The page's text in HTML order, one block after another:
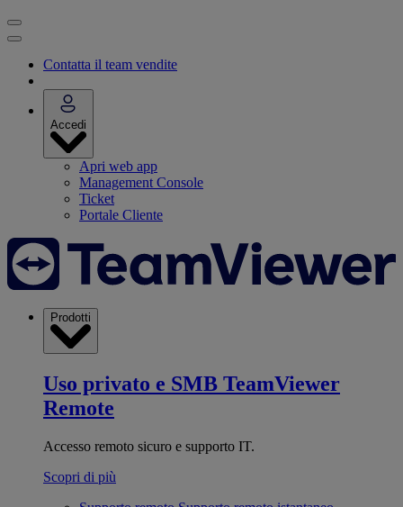
Contatta il team vendite
Accedi
Apri web app
Management Console
Ticket
Portale Cliente
Prodotti
Uso privato e SMB TeamViewer
Remote
Accesso remoto sicuro e supporto IT.
Scopri di più